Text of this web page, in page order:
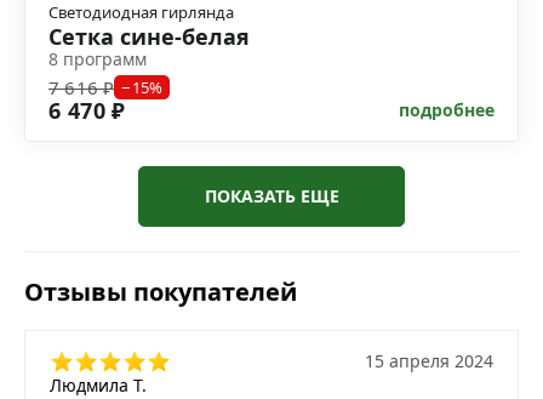
Светодиодная гирлянда
Сетка сине-белая
8 программ
7 616 ₽ −15%
6 470 ₽ подробнее
ПОКАЗАТЬ ЕЩЕ
Отзывы покупателей
Людмила Т.
15 апреля 2024